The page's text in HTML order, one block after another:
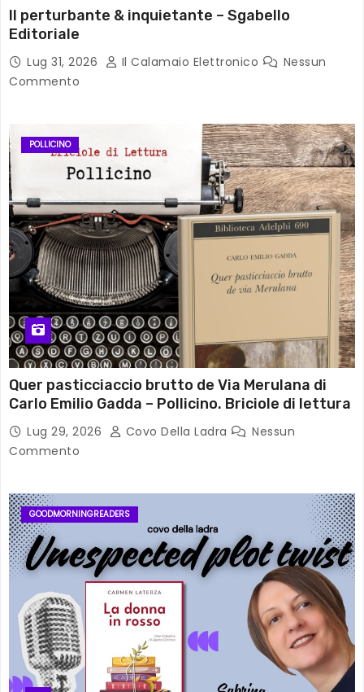
Il perturbante & inquietante – Sgabello
Editoriale
Lug 31, 2026 Il Calamaio Elettronico
Nessun
Commento
POLLICINO
Quer pasticciaccio brutto de Via Merulana di
Carlo Emilio Gadda – Pollicino. Briciole di lettura
Lug 29, 2026 Covo Della Ladra
Nessun
Commento
GOODMORNINGREADERS